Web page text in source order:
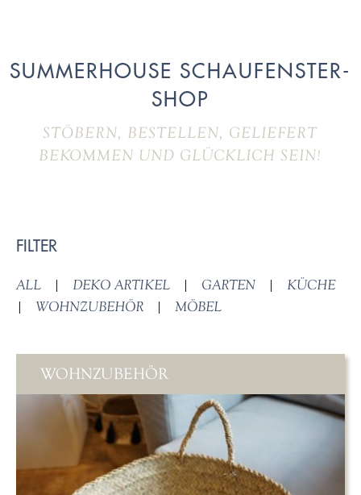
SUMMERHOUSE SCHAUFENSTER-
SHOP
STÖBERN, BESTELLEN, GELIEFERT
BEKOMMEN UND GLÜCKLICH SEIN!
FILTER
ALL | DEKO ARTIKEL | GARTEN |
KÜCHE
|
WOHNZUBEHÖR | MÖBEL
WOHNZUBEHÖR